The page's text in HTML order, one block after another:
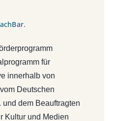
für
innerhalb von
Deutschen
dem Beauftragten
Kultur und Medien